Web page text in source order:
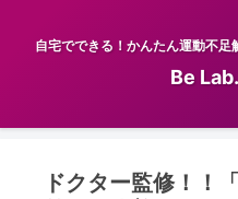
自宅でできる！かんたん運動不
Be
ドクター監修！！